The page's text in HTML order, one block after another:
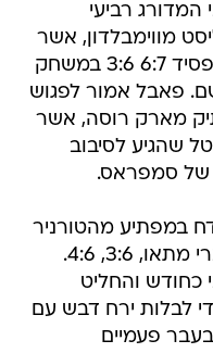
המדורג רביעי
מווימבלדון, אשר
נחשב דווקא למומחה חימר, הפסיד 6:7 3:6 במשחק
פאבל אמור לפגוש
מארק רוסה, אשר
שהגיע לסיבוב
של סמפראס.
במפתיע מהטורניר
אחרי שהפסיד לצרפתי פול הנרי מתאו, 3:6, 4:6.
כחודש והחליט
לבלות ירח דבש עם
פעמיים